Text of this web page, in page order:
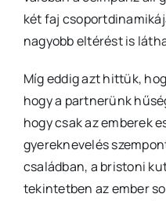
két faj
nagyobb eltérést is
Míg eddig azt hittük,
hogy a partnerünk
hogy csak az emberek
gyereknevelés
családban, a bristoni
tekintetben az ember